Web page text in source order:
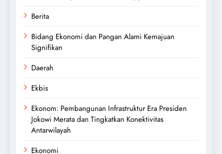
Berita
Bidang Ekonomi dan Pangan Alami Kemajuan
Signifikan
Daerah
Ekbis
Ekonom: Pembangunan Infrastruktur Era Presiden
Jokowi Merata dan Tingkatkan Konektivitas
Antarwilayah
Ekonomi